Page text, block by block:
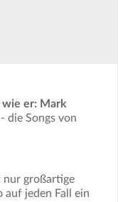
wie er: Mark
die Songs von
nur großartige
auf jeden Fall ein